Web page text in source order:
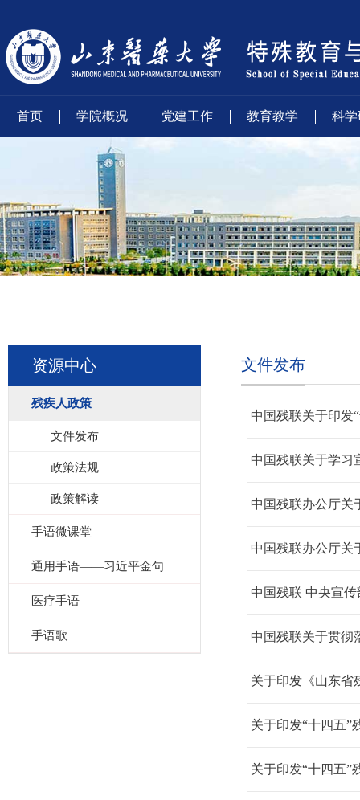
首页 学院概况 党建工作 教育教学 科
资源中心
残疾人政策
文件发布
政策法规
政策解读
手语微课堂
通用手语——习近平金句
医疗手语
手语歌
文件发布
中国残联关于印发
中国残联关于学习
中国残联办公厅关
中国残联办公厅关
中国残联关于贯彻
关于印发《山东省
关于印发“十四五”
关于印发“十四五”